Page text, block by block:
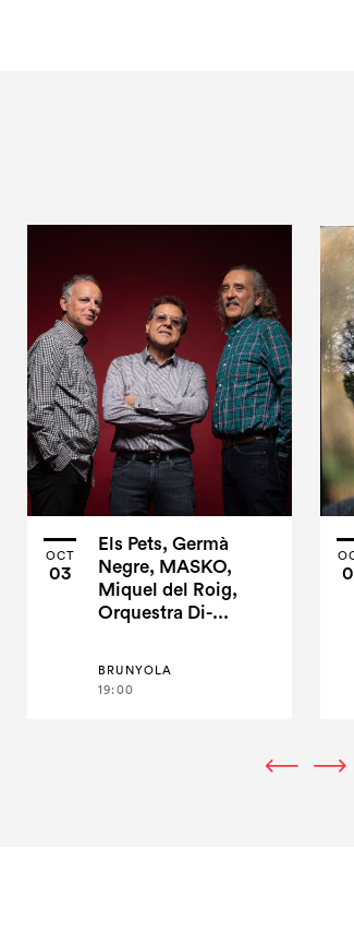
OCT
03
Els Pets, Germà
Negre, MASKO,
Miquel del Roig,
Orquestra Di-...
BRUNYOLA
19:00